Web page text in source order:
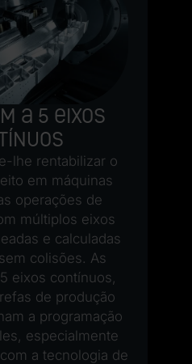
a 5 eixos
lhe rentabilizar o
em máquinas
operações de
múltiplos eixos
e calculadas
colisões. As
eixos contínuos,
de produção
a programação
especialmente
a tecnologia de